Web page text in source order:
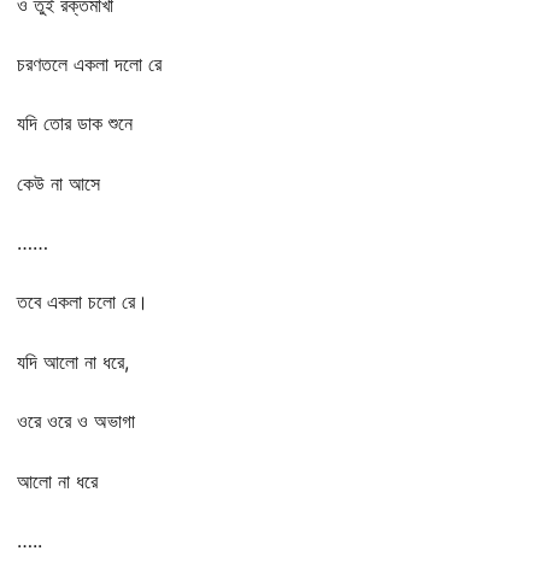
চরণতলে একলা দলো রে
যদি তোর ডাক শুনে
কেউ না আসে
……
তবে একলা চলো রে।
যদি আলো না ধরে,
ওরে ওরে ও অভাগা
আলো না ধরে
…..